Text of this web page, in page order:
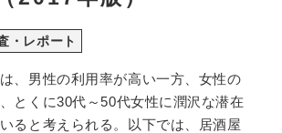
・レポート
、男性の利用率が高い一方、女性の
とくに30代～50代女性に潤沢な潜在
ると考えられる。以下では、居酒屋